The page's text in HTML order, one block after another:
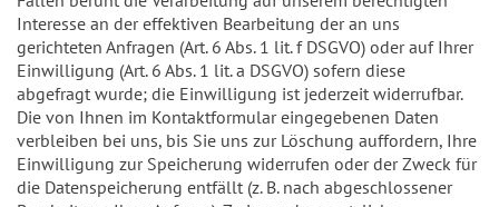
Interesse an der effektiven Bearbeitung der an uns
gerichteten Anfragen (Art. 6 Abs. 1 lit. f DSGVO) oder auf Ihrer
Einwilligung (Art. 6 Abs. 1 lit. a DSGVO) sofern diese
abgefragt wurde; die Einwilligung ist jederzeit widerrufbar.
Die von Ihnen im Kontaktformular eingegebenen Daten
verbleiben bei uns, bis Sie uns zur Löschung auffordern, Ihre
Einwilligung zur Speicherung widerrufen oder der Zweck für
die Datenspeicherung entfällt (z. B. nach abgeschlossener